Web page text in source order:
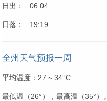
日出： 06:04
日落： 19:19
全州天气预报一周
平均温度：27 ~ 34°C
最低温（26°），最高温（35°）。